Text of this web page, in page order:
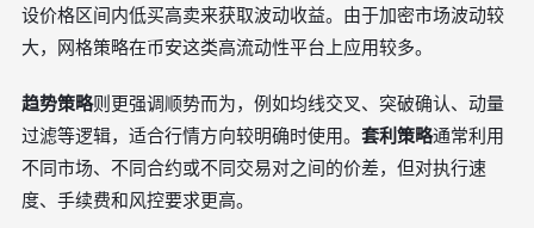
设价格区间内低买高卖来获取波动收益。由于加密市场波动较
大，网格策略在币安这类高流动性平台上应用较多。
趋势策略则更强调顺势而为，例如均线交叉、突破确认、动量
过滤等逻辑，适合行情方向较明确时使用。 套利策略通常利用
不同市场、不同合约或不同交易对之间的价差，但对执行速
度、手续费和风控要求更高。